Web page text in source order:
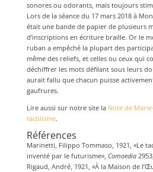
sonores ou odorants, mais toujours
Lors de la séance du 17 mars 2018 à
était une bande de papier de plusieurs
d’inscriptions en écriture braille. Or le
ruban a empêché la plupart des
même des reliefs, et celles ou ceux qui
déchiffrer les mots défilant sous leurs
aurait fallu que chacun puisse
gaufrures.
Lire aussi sur notre site la Note de
tactilisme.
Références
Marinetti, Filippo Tommaso, 1921, «Le
inventé par le futurisme», Comoedia
Rigaud, André, 1921, «À la Maison de